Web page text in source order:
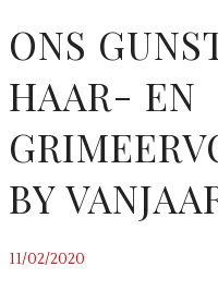
ONS
HAAR- EN
BY
11/02/2020